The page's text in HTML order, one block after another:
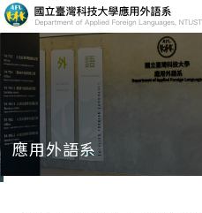
跳
到
要
內
容
區
塊
應用外語系